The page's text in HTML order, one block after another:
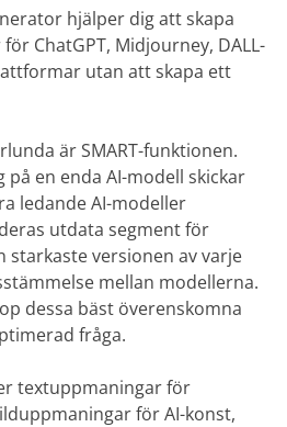
hjälper dig att skapa
ChatGPT, Midjourney, DALL-
utan att skapa ett
är SMART-funktionen.
en enda AI-modell skickar
ledande AI-modeller
utdata segment för
starkaste versionen av varje
mellan modellerna.
dessa bäst överenskomna
fråga.
textuppmaningar för
för AI-konst,